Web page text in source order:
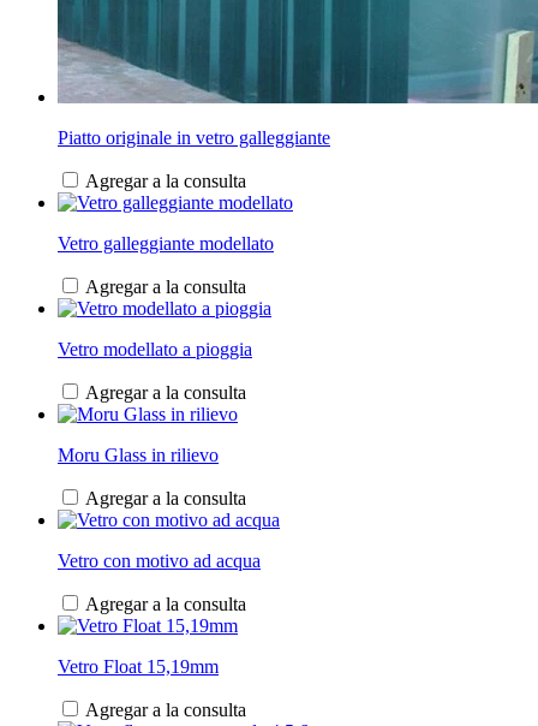
Piatto originale in vetro galleggiante
Agregar a la consulta
Vetro galleggiante modellato
Agregar a la consulta
Vetro modellato a pioggia
Agregar a la consulta
Moru Glass in rilievo
Agregar a la consulta
Vetro con motivo ad acqua
Agregar a la consulta
Vetro Float 15,19mm
Agregar a la consulta